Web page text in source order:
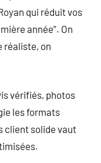
qui réduit vos
année”. On
réaliste, on
vérifiés, photos
les formats
client solide vaut